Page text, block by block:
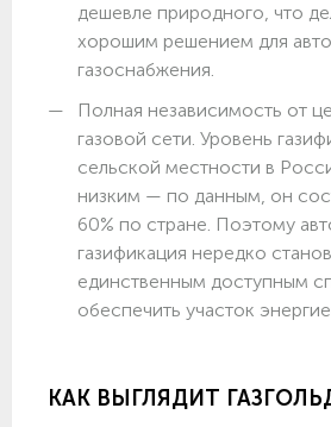
дешевле природного, что
хорошим решением для
газоснабжения.
Полная независимость от
газовой сети. Уровень
сельской местности в
низким — по данным, он
60% по стране. Поэтому
газификация нередко
единственным доступным
обеспечить участок
КАК ВЫГЛЯДИТ